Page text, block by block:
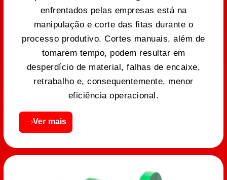
enfrentados pelas empresas está na
manipulação e corte das fitas durante o
processo produtivo. Cortes manuais, além de
tomarem tempo, podem resultar em
desperdício de material, falhas de encaixe,
retrabalho e, consequentemente, menor
eficiência operacional.
Ver mais